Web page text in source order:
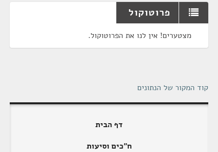
פרוטוקול
מצטערים! אין לנו את הפרוטוקול.
קוד המקור של הנתונים
דף הבית
ח"כים וסיעות